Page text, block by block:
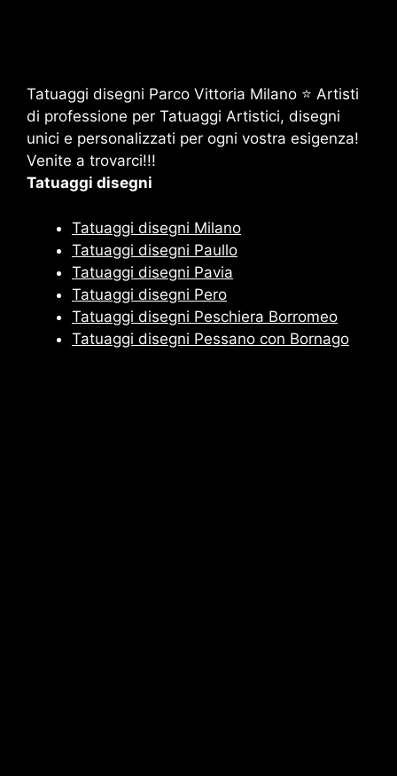
Tatuaggi disegni Parco Vittoria Milano ⭐ Artisti
di professione per Tatuaggi Artistici, disegni
unici e personalizzati per ogni vostra esigenza!
Venite a trovarci!!!
Tatuaggi disegni
Tatuaggi disegni Milano
Tatuaggi disegni Paullo
Tatuaggi disegni Pavia
Tatuaggi disegni Pero
Tatuaggi disegni Peschiera Borromeo
Tatuaggi disegni Pessano con Bornago